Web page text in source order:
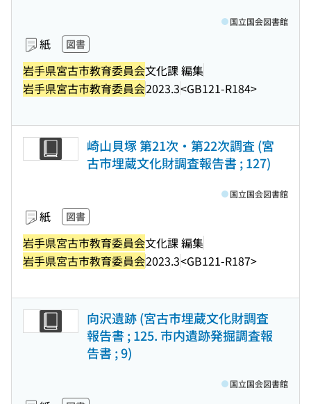
紙 図書
岩手県宮古市教育委員会文化課 編集
岩手県宮古市教育委員会2023.3<GB121-R184>
国立国会図書館
崎山貝塚 第21次・第22次調査 (宮
古市埋蔵文化財調査報告書 ; 127)
紙 図書
岩手県宮古市教育委員会文化課 編集
岩手県宮古市教育委員会2023.3<GB121-R187>
国立国会図書館
向沢遺跡 (宮古市埋蔵文化財調査
報告書 ; 125. 市内遺跡発掘調査報
告書 ; 9)
国立国会図書館